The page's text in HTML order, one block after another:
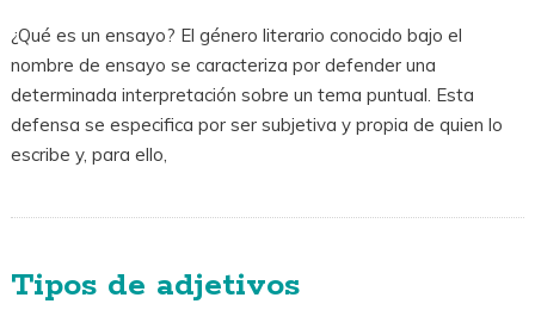
¿Qué es un ensayo? El género literario conocido bajo el
nombre de ensayo se caracteriza por defender una
determinada interpretación sobre un tema puntual. Esta
defensa se especifica por ser subjetiva y propia de quien lo
escribe y, para ello,
Tipos de adjetivos